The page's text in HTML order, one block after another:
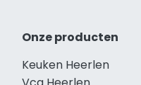
Onze producten
Keuken Heerlen